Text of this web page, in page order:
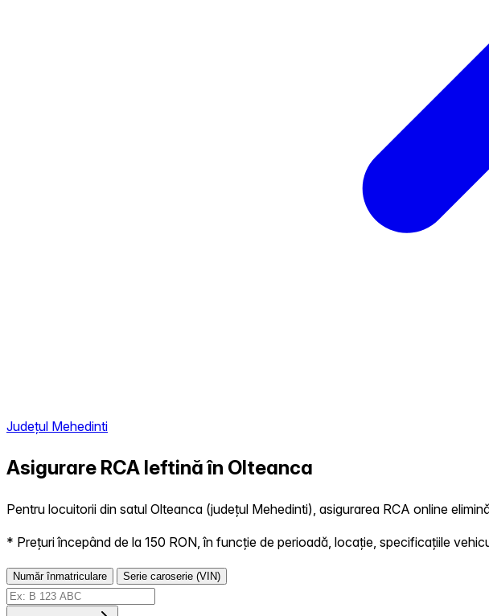
Județul Mehedinti
Asigurare RCA Ieftină în Olteanca
Pentru locuitorii din satul Olteanca (județul Mehedinti), asigurarea RCA online
* Prețuri începând de la 150 RON, în funcție de perioadă, locație, specificațiile
Număr înmatriculare Serie caroserie (VIN)